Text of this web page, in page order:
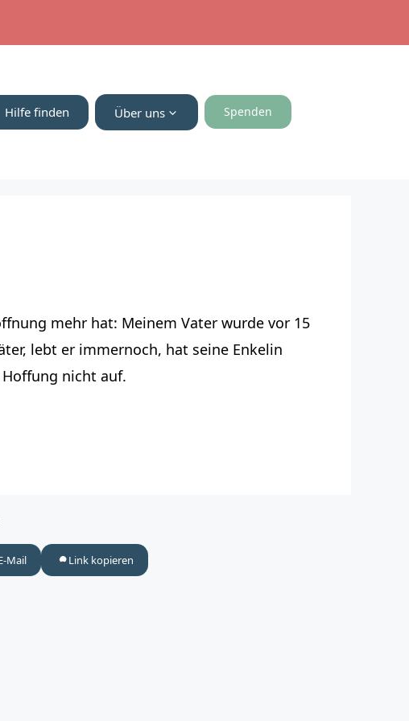
Hilfe finden Über uns Spenden
mehr hat: Meinem Vater wurde vor 15
lebt er immernoch, hat seine Enkelin
nicht auf.
Mail Link kopieren